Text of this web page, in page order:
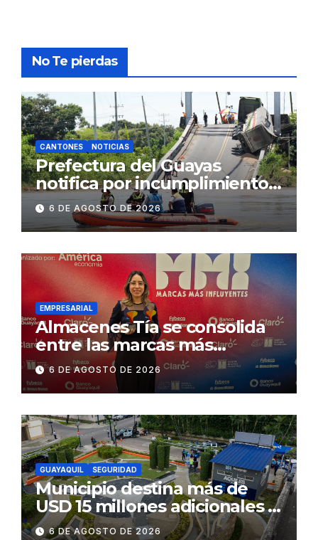
No Te pierdas
CANTONES NOTICIAS
Prefectura del Guayas
notifica por incumplimiento
contractual a la
Concesionaria CONORTE y
exige celeridad en
desmontaje del puente
Gonzalo Icaza Cornejo, en
Daule
6 DE AGOSTO DE 2026
EMPRESARIAL
Almacenes Tía se consolida
entre las marcas más
influyentes del Ecuador
6 DE AGOSTO DE 2026
GUAYAQUIL SEGURIDAD
Municipio destina más de
USD 15 millones adicionales a
SEGURA EP para fortalecer la
6 DE AGOSTO DE 2026